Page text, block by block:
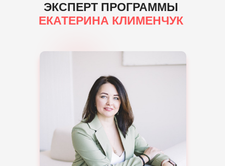
ЭКСПЕРТ ПРОГРАММЫ
ЕКАТЕРИНА КЛИМЕНЧУК